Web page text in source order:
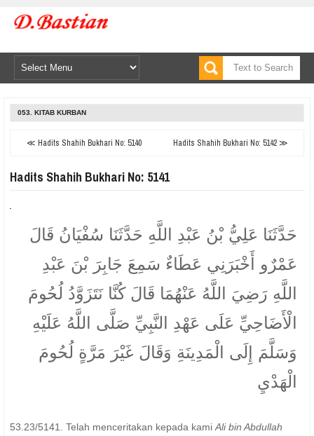
053. KITAB KURBAN
≪ Hadits Shahih Bukhari No: 5140 Hadits Shahih Bukhari No: 5142 ≫
Hadits Shahih Bukhari No: 5141
حَدَّثَنَا عَلِيُّ بْنُ عَبْدِ اللَّهِ حَدَّثَنَا سُفْيَانُ قَالَ
عَمْرٌو أَخْبَرَنِي عَطَاءٌ سَمِعَ جَابِرَ بْنَ عَبْدِ
اللَّهِ رَضِيَ اللَّهُ عَنْهُمَا قَالَ كُنَّا نَتَزَوَّدُ لُحُومَ
الْأَضَاحِيِّ عَلَى عَهْدِ النَّبِيِّ صَلَّى اللَّهُ عَلَيْهِ
وَسَلَّمَ إِلَى الْمَدِينَةِ وَقَالَ غَيْرَ مَرَّةٍ لُحُومَ
الْهَدْيِ
53.23/5141. Telah menceritakan kepada kami Ali bin Abdullah